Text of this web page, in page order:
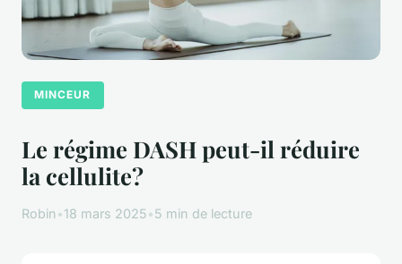
MINCEUR
Le régime DASH peut-il réduire
la cellulite?
Robin•18 mars 2025•5 min de lecture